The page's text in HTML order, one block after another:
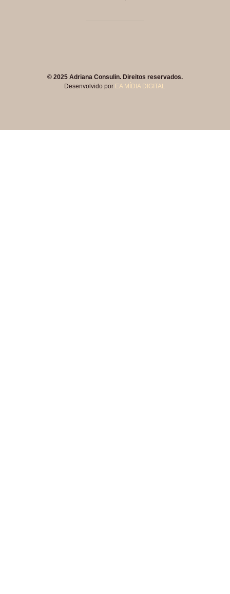
© 2025 Adriana Consulin. Direitos reservados.
Desenvolvido por EA MÍDIA DIGITAL